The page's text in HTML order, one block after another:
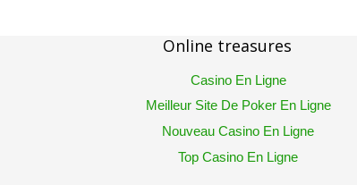
Online treasures
Casino En Ligne
Meilleur Site De Poker En Ligne
Nouveau Casino En Ligne
Top Casino En Ligne